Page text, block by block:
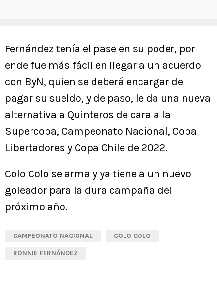
Fernández tenía el pase en su poder, por
ende fue más fácil en llegar a un acuerdo
con ByN, quien se deberá encargar de
pagar su sueldo, y de paso, le da una nueva
alternativa a Quinteros de cara a la
Supercopa, Campeonato Nacional, Copa
Libertadores y Copa Chile de 2022.
Colo Colo se arma y ya tiene a un nuevo
goleador para la dura campaña del
próximo año.
CAMPEONATO NACIONAL COLO COLO
RONNIE FERNÁNDEZ